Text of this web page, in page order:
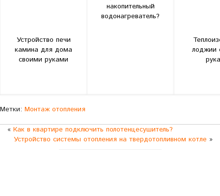
Устройство печи
камина для дома
своими руками
накопительный
водонагреватель?
лоджии
Метки: Монтаж отопления
« Как в квартире подключить полотенцесушитель?
Устройство системы отопления на твердотопливном котле »